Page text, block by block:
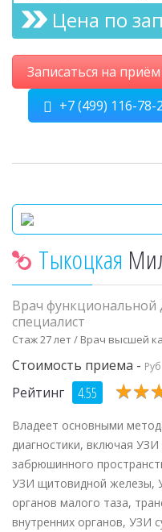
Цена по
Записаться на
+7 (499) 116-78-
Тыкоцкая
Врач функциональной
специалист
Стаж 27 лет / Врач высшей
Стоимость приема - Руб
Рейтинг 4.55 ★★
★★
Владеет основными
диагностики, включая
забрюшинного
УЗИ щитовидной железы,
органов малого таза,
внутренних органов, УЗИ